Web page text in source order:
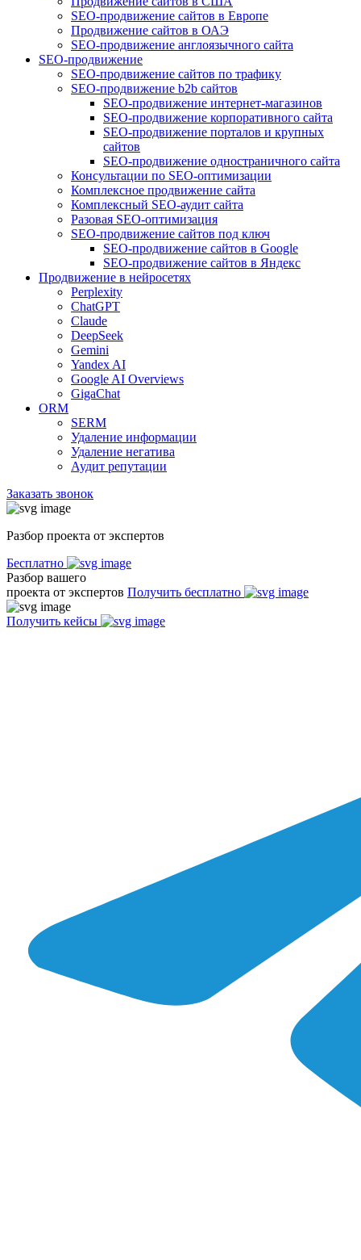
SEO-продвижение сайтов в Европе
Продвижение сайтов в ОАЭ
SEO-продвижение англоязычного сайта
SEO-продвижение
SEO-продвижение сайтов по трафику
SEO-продвижение b2b сайтов
SEO-продвижение интернет-магазинов
SEO-продвижение корпоративного сайта
SEO-продвижение порталов и крупных
сайтов
SEO-продвижение одностраничного сайта
Консультации по SEO-оптимизации
Комплексное продвижение сайта
Комплексный SEO-аудит сайта
Разовая SEO-оптимизация
SEO-продвижение сайтов под ключ
SEO-продвижение сайтов в Google
SEO-продвижение сайтов в Яндекс
Продвижение в нейросетях
Perplexity
ChatGPT
Claude
DeepSeek
Gemini
Yandex AI
Google AI Overviews
GigaChat
ORM
SERM
Удаление информации
Удаление негатива
Аудит репутации
Заказать звонок
Разбор проекта от экспертов
Бесплатно
Разбор вашего
проекта от экспертов Получить бесплатно
Получить кейсы